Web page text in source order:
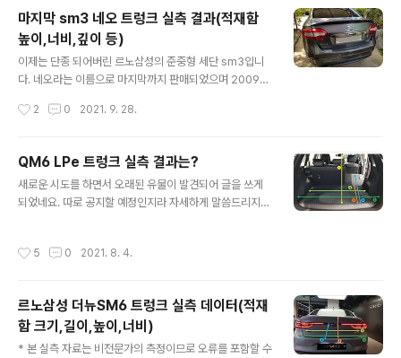
세월이 지나도 말끔한 디자인이 일품인 차량이고, sm7와
플랫폼을 공유하다보니 상당히 길다란 바디가 특징입니다.
2009 sm5 뉴임프레션 2열 실측 결과 2열 헤드룸(바닥
↔천장) : 115cm 2열 헤드룸(시트↔천장) : 78cm 2열
레그룸(최소, 1열시트 직각) : 84cm 2열 레그룸(최대, 1열
너비(도어트림↔도어트림) : 141cm 2009 s..
마지막 sm3 네오 트렁크 실측 결과(적재함
높이,너비,깊이 등)
이제는 단종 되어버린 르노삼성의 준중형 세단 sm3입니
다. 네오라는 이름으로 마지막까지 판매되었으며 2009년
리프트를 거친 모델입니다. 많은 사랑을 받은 모델은 아닙
을 해버리는 행동이나, 듀얼 인젝터나 cvt를 적용하기도 했
고 디젤 모델도 있었죠. 여전히 연비가 체감되게 좋았고 뒤
틀림 강성은 약하다는 느낌이 있는 차량입니다. 해외에서
당히 넓습니다. 페이스리프트를 거치면서 조금씩은 달라졌
2 0 2021. 9. 28.
QM6 LPe 트렁크 실측 결과는?
새로운 시도를 하면서 오래된 유물이 발견되어 글을 쓰게
되었네요. 따로 공지할 예정인지라 자세하게 말씀드리지는
한 곳에 모은게 없는지 문의하시는 분들이 계셔서 이참에
측 결과를 하나씩 업로드하고 있는데 정작 몇년전에 qm6
의 디젤과 lpg모델을 각각 측정만 해놓고 확인해보니 디젤
만 업로드를 해놨었군요... 참고로 요약해서 설명드리자면
5 0 2021. 8. 4.
르노삼성 더뉴SM6 트렁크 실측 데이터(적재
함 크기,길이,높이,너비)
* 본 실측 자료는 비전문가의 측정이므로 오류를 포함할 수